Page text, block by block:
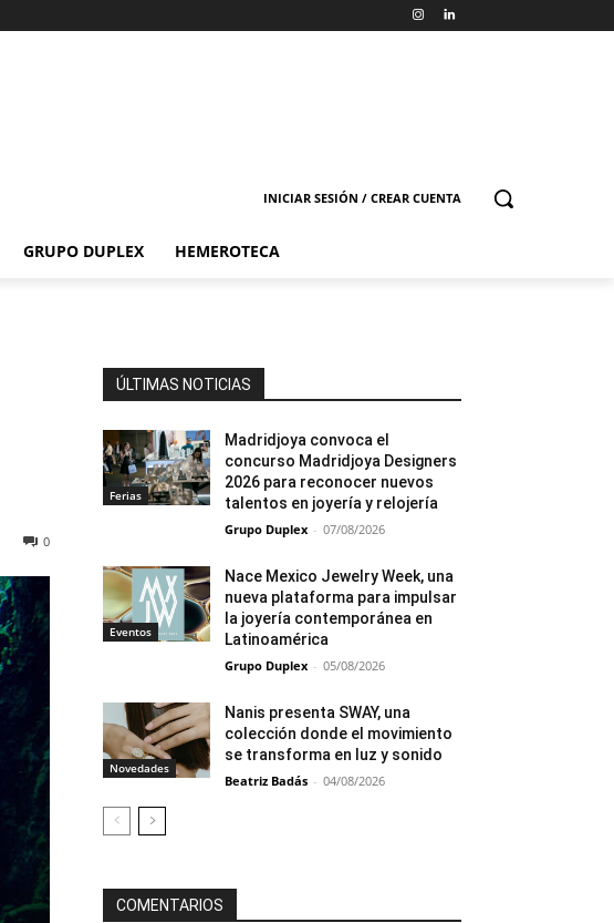
INICIAR SESIÓN / CREAR CUENTA
GRUPO DUPLEX HEMEROTECA
0
ÚLTIMAS NOTICIAS
Ferias
Madridjoya convoca el
concurso Madridjoya Designers
2026 para reconocer nuevos
talentos en joyería y relojería
Grupo Duplex - 07/08/2026
Eventos
Nace Mexico Jewelry Week, una
nueva plataforma para impulsar
la joyería contemporánea en
Latinoamérica
Grupo Duplex - 05/08/2026
Novedades
Nanis presenta SWAY, una
colección donde el movimiento
se transforma en luz y sonido
Beatriz Badás - 04/08/2026
COMENTARIOS